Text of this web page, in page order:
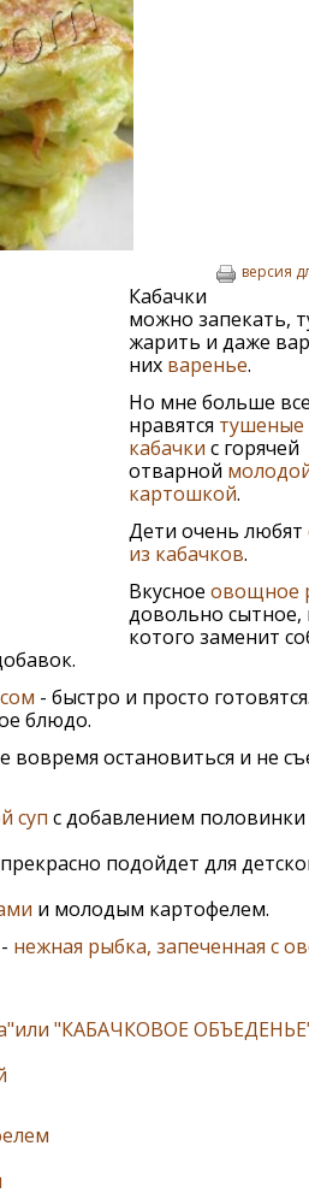
версия
Кабачки
можно запекать,
жарить и даже
них варенье.
Но мне больше
нравятся тушеные
кабачки с горячей
отварной
картошкой.
Дети очень любят
из кабачков.
Вкусное овощное
довольно сытное,
котого заменит
- быстро и просто
блюдо.
вовремя остановиться и не
суп с добавлением половинки
прекрасно подойдет для
и молодым картофелем.
нежная рыбка, запеченная с
"КАБАЧКОВОЕ